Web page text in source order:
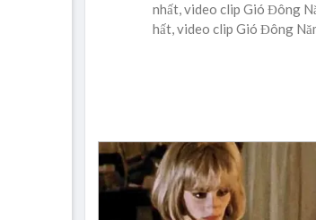
nhất, video clip Gió Đông
hất, video clip Gió Đông